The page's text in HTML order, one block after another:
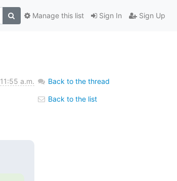
Sign In Sign Up
Manage this list
11:55 a.m. Back to the thread
Back to the list